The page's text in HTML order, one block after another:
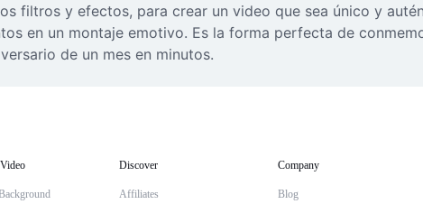
filtros y efectos, para crear un video que sea único y
en un montaje emotivo. Es la forma perfecta de
de un mes en minutos.
Discover
Affiliates
Company
Blog